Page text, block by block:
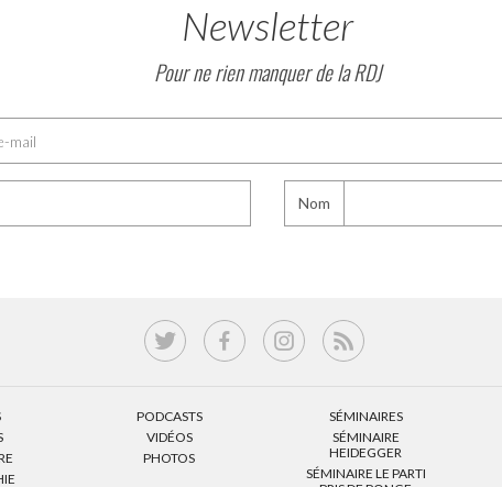
Newsletter
Pour ne rien manquer de la RDJ
Nom
PODCASTS
VIDÉOS
PHOTOS
SÉMINAIRES
SÉMINAIRE
HEIDEGGER
SÉMINAIRE LE PARTI